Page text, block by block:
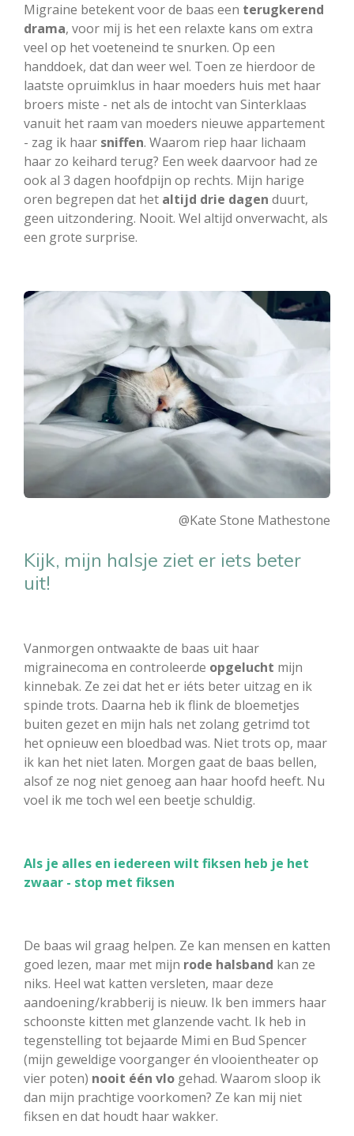
Migraine betekent voor de baas een terugkerend
drama, voor mij is het een relaxte kans om extra
veel op het voeteneind te snurken. Op een
handdoek, dat dan weer wel. Toen ze hierdoor de
laatste opruimklus in haar moeders huis met haar
broers miste - net als de intocht van Sinterklaas
vanuit het raam van moeders nieuwe appartement
- zag ik haar sniffen. Waarom riep haar lichaam
haar zo keihard terug? Een week daarvoor had ze
ook al 3 dagen hoofdpijn op rechts. Mijn harige
oren begrepen dat het altijd drie dagen duurt,
geen uitzondering. Nooit. Wel altijd onverwacht, als
een grote surprise.
@Kate Stone Mathestone
Kijk, mijn halsje ziet er iets beter
uit!
Vanmorgen ontwaakte de baas uit haar
migrainecoma en controleerde opgelucht mijn
kinnebak. Ze zei dat het er iéts beter uitzag en ik
spinde trots. Daarna heb ik flink de bloemetjes
buiten gezet en mijn hals net zolang getrimd tot
het opnieuw een bloedbad was. Niet trots op, maar
ik kan het niet laten. Morgen gaat de baas bellen,
alsof ze nog niet genoeg aan haar hoofd heeft. Nu
voel ik me toch wel een beetje schuldig.
Als je alles en iedereen wilt fiksen heb je het
zwaar - stop met fiksen
De baas wil graag helpen. Ze kan mensen en katten
goed lezen, maar met mijn rode halsband kan ze
niks. Heel wat katten versleten, maar deze
aandoening/krabberij is nieuw. Ik ben immers haar
schoonste kitten met glanzende vacht. Ik heb in
tegenstelling tot bejaarde Mimi en Bud Spencer
(mijn geweldige voorganger én vlooientheater op
vier poten) nooit één vlo gehad. Waarom sloop ik
dan mijn prachtige voorkomen? Ze kan mij niet
fiksen en dat houdt haar wakker.